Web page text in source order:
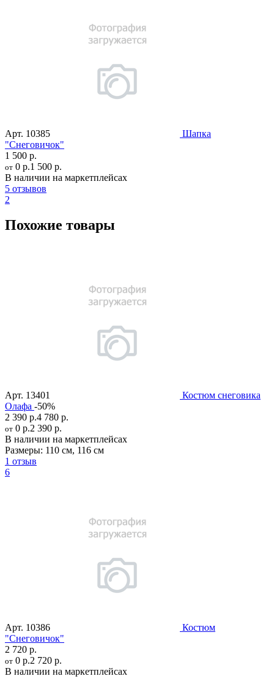
Арт. 10385
Шапка
"Снеговичок"
1 500 р.
от 0 р.1 500 р.
В наличии на маркетплейсах
5 отзывов
2
Похожие товары
Арт. 13401
Костюм снеговика
Олафа -50%
2 390 р.4 780 р.
от 0 р.2 390 р.
В наличии на маркетплейсах
Размеры: 110 см, 116 см
1 отзыв
6
Арт. 10386
Костюм
"Снеговичок"
2 720 р.
от 0 р.2 720 р.
В наличии на маркетплейсах